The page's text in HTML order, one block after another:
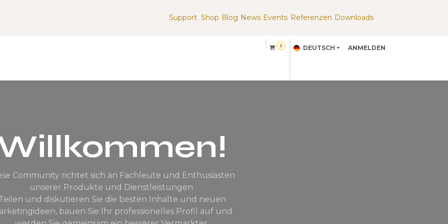
Support Shop Blog News Events Referenzen Downloads
0 DEUTSCH ANMELDEN
Community richtet sich an Fachleute und Enthusiasten
unserer Produkte und Dienstleistungen.
und diskutieren Sie die besten Inhalte und neuen
bauen Sie Ihr professionelles Profil auf und